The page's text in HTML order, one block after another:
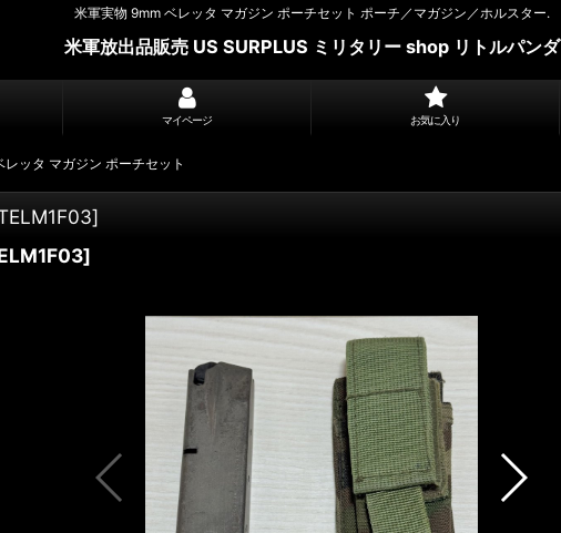
米軍実物 9mm ベレッタ マガジン ポーチセット ポーチ／マガジン／ホルスター.
米軍放出品販売 US SURPLUS ミリタリー shop リトルパンダ
マイページ お気に入り
ッタ マガジン ポーチセット
]
]